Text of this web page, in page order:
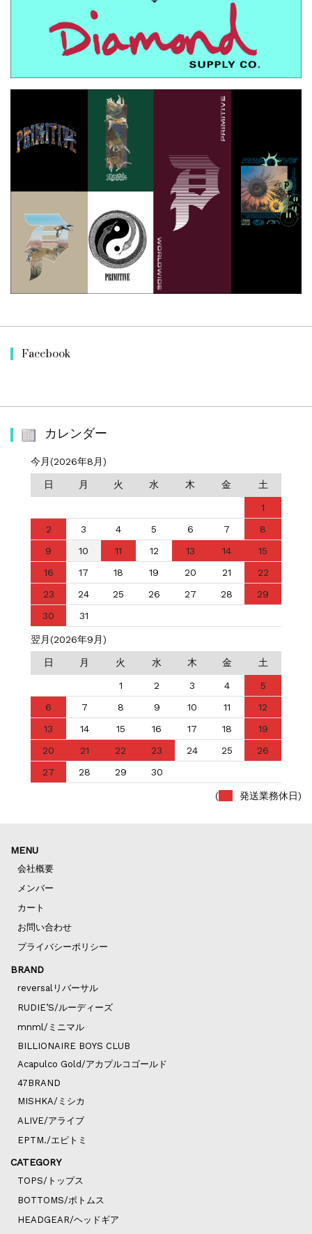
Facebook
カレンダー
今月(2026年8月)
日 月 火 水 木 金 土
1
2
3 4 5 6 7
8
9
10 11 12 13 14
15
16
17 18 19 20 21
22
23
24 25 26 27 28
29
30
31
翌月(2026年9月)
日 月 火 水 木 金 土
1 2 3 4
5
6
7 8 9 10 11
12
13
14 15 16 17 18
19
20
21 22 23 24 25
26
27
28 29 30
( 発送業務休日)
MENU
会社概要
メンバー
カート
お問い合わせ
プライバシーポリシー
BRAND
reversalリバーサル
RUDIE’S/ルーディーズ
mnml/ミニマル
BILLIONAIRE BOYS CLUB
Acapulco Gold/アカプルコゴールド
47BRAND
MISHKA/ミシカ
ALIVE/アライブ
EPTM./エピトミ
CATEGORY
TOPS/トップス
BOTTOMS/ボトムス
HEADGEAR/ヘッドギア